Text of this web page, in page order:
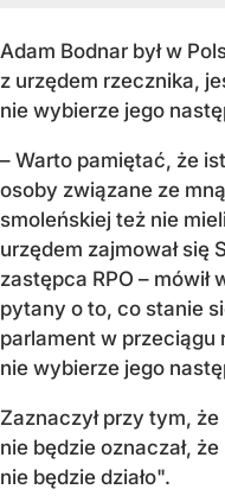
Adam Bodnar był w
z urzędem rzecznika,
nie wybierze jego
– Warto pamiętać, że
osoby związane ze
smoleńskiej też nie
urzędem zajmował się
zastępca RPO – mówił
pytany o to, co stanie
parlament w
nie wybierze jego
Zaznaczył przy tym,
nie będzie oznaczał,
nie będzie działo".